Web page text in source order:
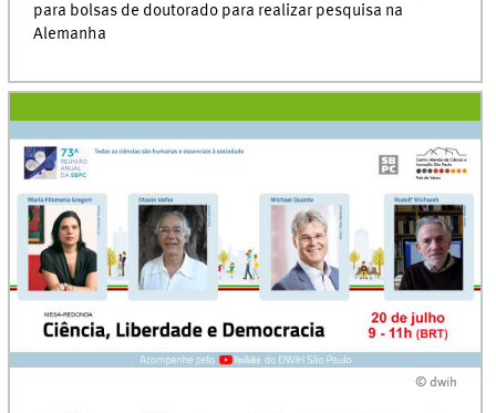
para bolsas de doutorado para realizar pesquisa na
Alemanha
© dwih
© dwih